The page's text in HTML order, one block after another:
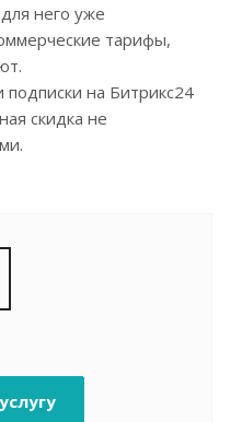
него уже
тарифы,
на Битрикс24
скидка не